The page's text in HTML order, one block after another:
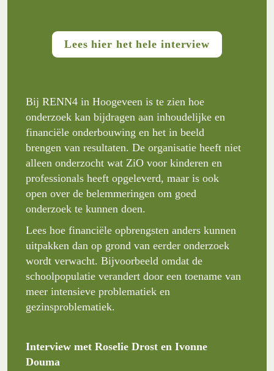
Lees hier het hele interview
Bij RENN4 in Hoogeveen is te zien hoe
onderzoek kan bijdragen aan inhoudelijke en
financiële onderbouwing en het in beeld
brengen van resultaten. De organisatie heeft niet
alleen onderzocht wat ZiO voor kinderen en
professionals heeft opgeleverd, maar is ook
open over de belemmeringen om goed
onderzoek te kunnen doen.
Lees hoe financiële opbrengsten anders kunnen
uitpakken dan op grond van eerder onderzoek
wordt verwacht. Bijvoorbeeld omdat de
schoolpopulatie verandert door een toename van
meer intensieve problematiek en
gezinsproblematiek.
Interview met Roselie Drost en Ivonne
Douma